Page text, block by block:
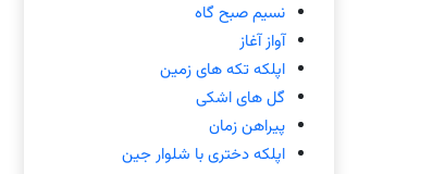
نسیم صبح گاه
آواز آغاز
اپلکه تکه های زمین
گل های اشکی
پیراهن زمان
اپلکه دختری با شلوار جین